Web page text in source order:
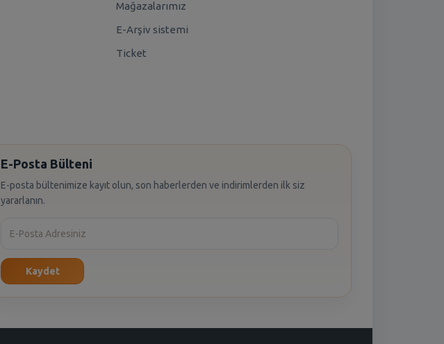
Mağazalarımız
E-Arşiv sistemi
Ticket
E-Posta Bülteni
E-posta bültenimize kayıt olun, son haberlerden ve indirimlerden ilk siz
yararlanın.
Kaydet